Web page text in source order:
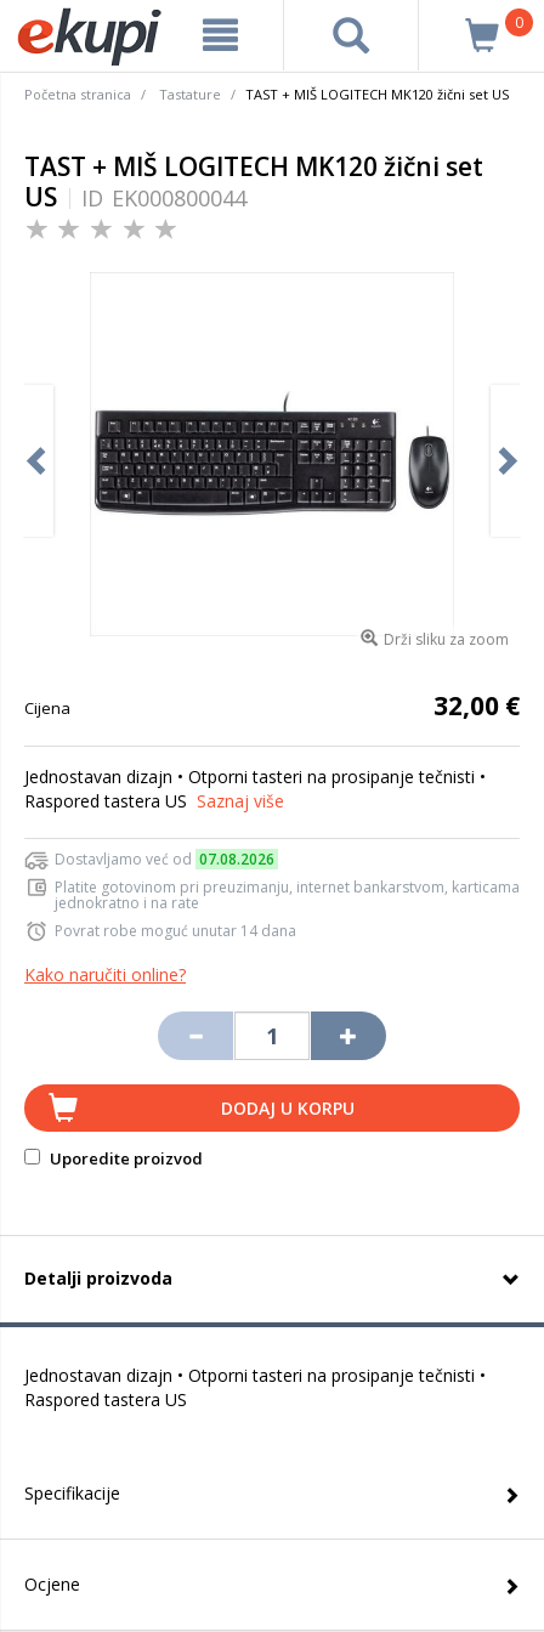
0
Početna stranica Tastature TAST + MIŠ LOGITECH MK120 žični set US
TAST + MIŠ LOGITECH MK120 žični set
US
ID EK000800044
Drži sliku za zoom
Cijena 32,00 €
Jednostavan dizajn • Otporni tasteri na prosipanje tečnisti •
Raspored tastera US Saznaj više
Dostavljamo već od 07.08.2026
Platite gotovinom pri preuzimanju, internet bankarstvom, karticama
jednokratno i na rate
Povrat robe moguć unutar 14 dana
Kako naručiti online?
DODAJ U KORPU
Uporedite proizvod
Detalji proizvoda
Jednostavan dizajn • Otporni tasteri na prosipanje tečnisti •
Raspored tastera US
Specifikacije
Ocjene